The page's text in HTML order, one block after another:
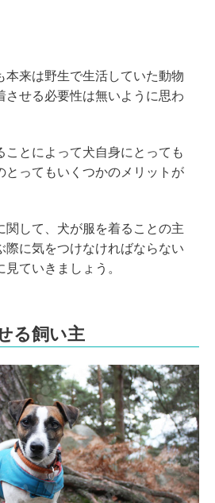
e
n
本来は野生で生活していた動物
させる必要性は無いように思わ
ことによって犬自身にとっても
とってもいくつかのメリットが
関して、犬が服を着ることの主
際に気をつけなければならない
ていきましょう。
る飼い主